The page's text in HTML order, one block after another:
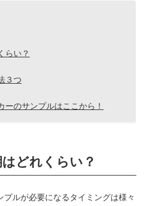
らい？
３つ
ーのサンプルはここから！
どれくらい？
プルが必要になるタイミングは様々